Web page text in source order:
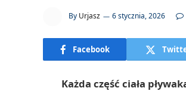
By Urjasz 6 stycznia, 2026
Facebook
Każda część ciała